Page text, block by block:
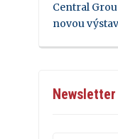
Central
novou
Newsletter